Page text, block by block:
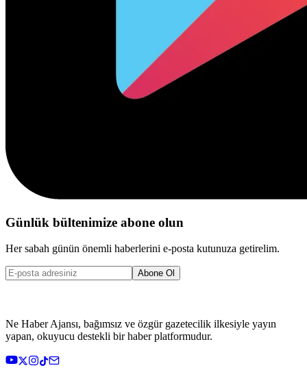
Günlük bültenimize abone olun
Her sabah günün önemli haberlerini e-posta kutunuza getirelim.
Abone Ol
Ne Haber Ajansı, bağımsız ve özgür gazetecilik ilkesiyle yayın
yapan, okuyucu destekli bir haber platformudur.